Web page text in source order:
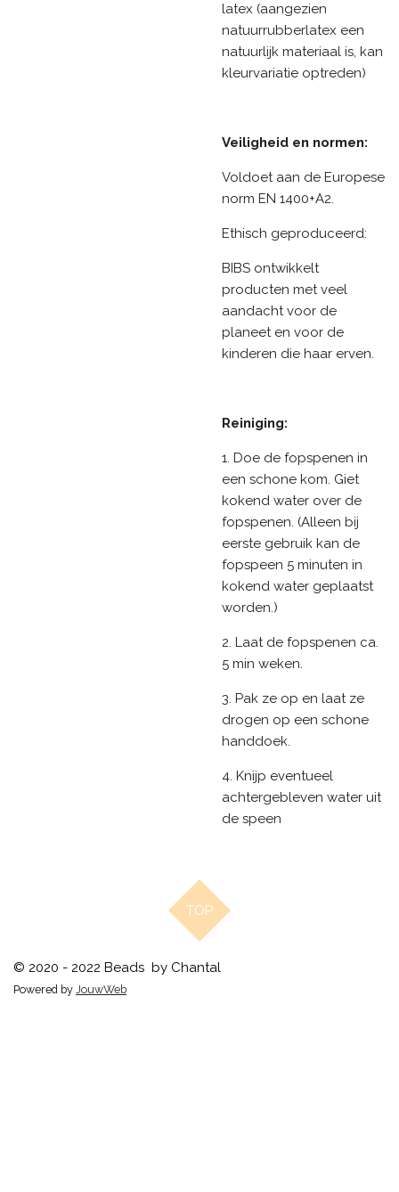
latex (aangezien
natuurrubberlatex een
natuurlijk materiaal is, kan
kleurvariatie optreden)
Veiligheid en normen:
Voldoet aan de Europese
norm EN 1400+A2.
Ethisch geproduceerd:
BIBS ontwikkelt
producten met veel
aandacht voor de
planeet en voor de
kinderen die haar erven.
Reiniging:
1. Doe de fopspenen in
een schone kom. Giet
kokend water over de
fopspenen. (Alleen bij
eerste gebruik kan de
fopspeen 5 minuten in
kokend water geplaatst
worden.)
2. Laat de fopspenen ca.
5 min weken.
3. Pak ze op en laat ze
drogen op een schone
handdoek.
4. Knijp eventueel
achtergebleven water uit
de speen
TOP
© 2020 - 2022 Beads by Chantal
Powered by JouwWeb